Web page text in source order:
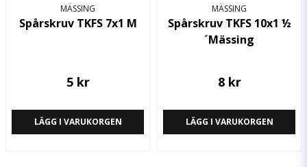
MÄSSING
Spårskruv TKFS 7x1 M
5 kr
LÄGG I VARUKORGEN
MÄSSING
Spårskruv TKFS 10x1 ½
´Mässing
8 kr
LÄGG I VARUKORGEN